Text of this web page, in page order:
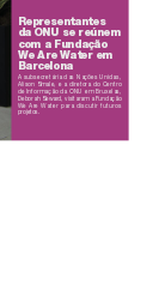
Representantes
da ON U se reúnem
com a Fundação
We Are Water em
Barcelona
A subs ecretá ria da s Naç ões U nidas,
Ali son Sm ale, e a di retora d o Cent ro
de Info rma ção da ONU em B ruxela s,
Deborah Seward, visitaram a F
undação
We Are Water par a discutir futuros
projetos.